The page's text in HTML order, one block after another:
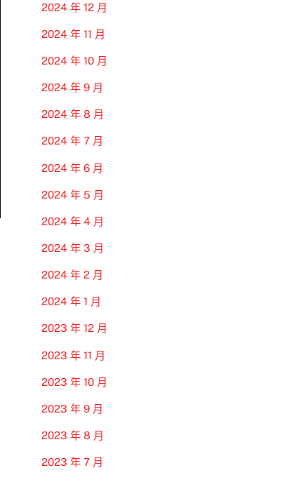
2024 年 12 月
2024 年 11 月
2024 年 10 月
2024 年 9 月
2024 年 8 月
2024 年 7 月
2024 年 6 月
2024 年 5 月
2024 年 4 月
2024 年 3 月
2024 年 2 月
2024 年 1 月
2023 年 12 月
2023 年 11 月
2023 年 10 月
2023 年 9 月
2023 年 8 月
2023 年 7 月